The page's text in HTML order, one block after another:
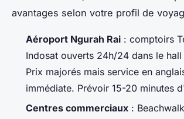
avantages selon votre profil de
Aéroport Ngurah Rai : comptoirs
Indosat ouverts 24h/24 dans le
Prix majorés mais service en
immédiate. Prévoir 15-20 minutes
Centres commerciaux :